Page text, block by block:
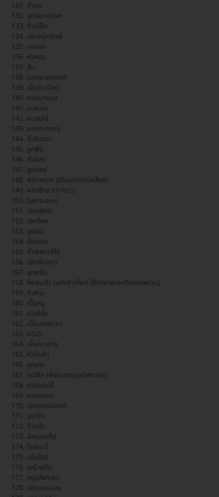
ตำแย
ลูกจันทน์เทศ
ข้าวโอ๊ต
ปลาหมึกยักษ์
มะกอก
หัวหอม
ส้ม
นกกระจอกเทศ
เนื้อวัว (Ox)
หอยนางรม
มะละกอ
พาสเล่ย์
นกกระทาดง
ถั่วลันเตา
ลูกพีช
ถั่วลิสง
ลูกแพร์
พริกหยวก (เขียว/แดง/เหลือง)
พริกไทย (ดำ/ขาว)
ใบสะระแหน่
ปลาเพิร์ช
ปลาไพค
ลูกสน
สับปะรด
ถั่วพิสตาชิโอ
ปลาลิ้นหมา
ลูกพลัม
โพเลนต้า (แป้งข้าวโพด ใช้ทำอาหารหรือของหวาน)
ทับทิม
เนื้อหมู
มันฝรั่ง
เนื้อนกกระทา
ควินัว
เนื้อกระต่าย
หัวไชเท้า
ลูกเกด
เรปซีด (พืชในตระกูลมัสตาร์ด)
ราสเบอร์รี่
หอยหลอด
เรดเคอร์แรนท์
รูบาร์บ
ข้าวเจ้า
ผักรอกเก็ต
โรสแมรี่
แป้งไรย์
หญ้าฝรั่น
สมุนไพรเซจ
ปลาแซลมอน